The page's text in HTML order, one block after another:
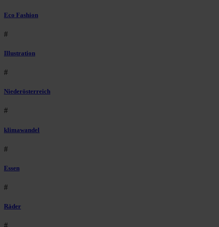
Eco Fashion
#
Illustration
#
Niederösterreich
#
klimawandel
#
Essen
#
Räder